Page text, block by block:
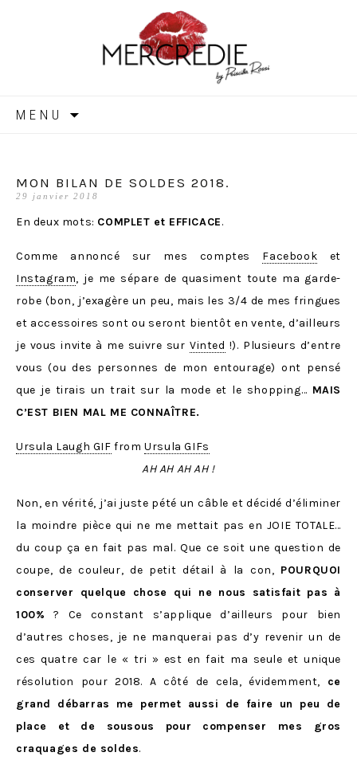
MERCREDIE
MENU
MON BILAN DE SOLDES 2018.
29 janvier 2018
En deux mots: COMPLET et EFFICACE.
Comme annoncé sur mes comptes Facebook et
Instagram, je me sépare de quasiment toute ma garde-
robe (bon, j’exagère un peu, mais les 3/4 de mes fringues
et accessoires sont ou seront bientôt en vente, d’ailleurs
je vous invite à me suivre sur Vinted !). Plusieurs d’entre
vous (ou des personnes de mon entourage) ont pensé
que je tirais un trait sur la mode et le shopping… MAIS
C’EST BIEN MAL ME CONNAÎTRE.
Ursula Laugh GIF fromUrsula GIFs
AH AH AH AH !
Non, en vérité, j’ai juste pété un câble et décidé d’éliminer
la moindre pièce qui ne me mettait pas en JOIE TOTALE…
du coup ça en fait pas mal. Que ce soit une question de
coupe, de couleur, de petit détail à la con, POURQUOI
conserver quelque chose qui ne nous satisfait pas à
100% ? Ce constant s’applique d’ailleurs pour bien
d’autres choses, je ne manquerai pas d’y revenir un de
ces quatre car le « tri » est en fait ma seule et unique
résolution pour 2018. A côté de cela, évidemment, ce
grand débarras me permet aussi de faire un peu de
place et de sousous pour compenser mes gros
craquages de soldes.